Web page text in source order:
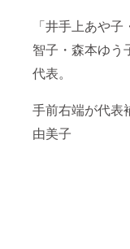
「井手上あや
智子・森本ゆう
代表。
手前右端が代表
由美子